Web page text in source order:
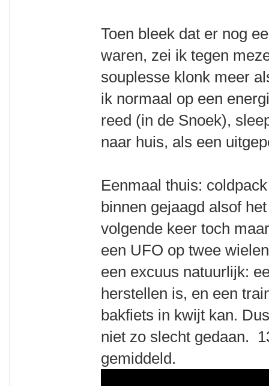
Toen bleek dat er nog
waren, zei ik tegen
souplesse klonk meer
ik normaal op een
reed (in de Snoek),
naar huis, als een
Eenmaal thuis:
binnen gejaagd alsof
volgende keer toch
een UFO op twee
een excuus natuurlijk:
herstellen is, en een
bakfiets in kwijt kan.
niet zo slecht gedaan.
gemiddeld.